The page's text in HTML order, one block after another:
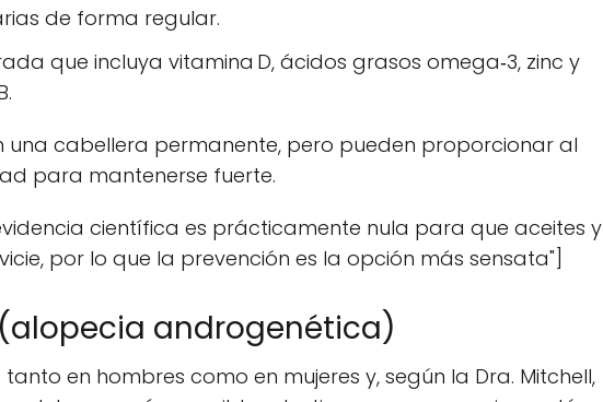
de forma regular.
que incluya vitamina D, ácidos grasos omega‑3, zinc y
una cabellera permanente, pero pueden proporcionar al
para mantenerse fuerte.
científica es prácticamente nula para que aceites y
por lo que la prevención es la opción más sensata"]
androgenética)
en hombres como en mujeres y, según la Dra. Mitchell,